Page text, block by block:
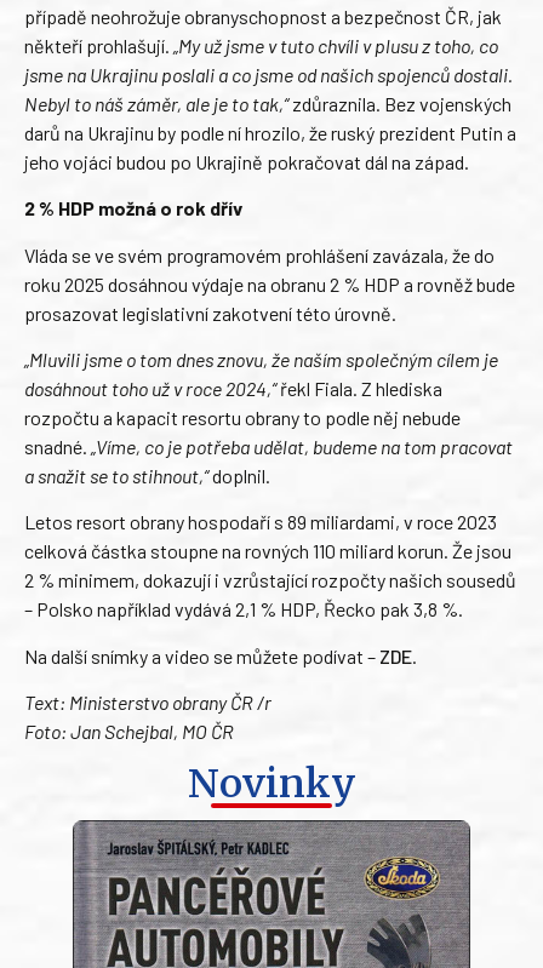
případě neohrožuje obranyschopnost a bezpečnost ČR, jak
někteří prohlašují. „My už jsme v tuto chvíli v plusu z toho, co
jsme na Ukrajinu poslali a co jsme od našich spojenců dostali.
Nebyl to náš záměr, ale je to tak,“zdůraznila. Bez vojenských
darů na Ukrajinu by podle ní hrozilo, že ruský prezident Putin a
jeho vojáci budou po Ukrajině pokračovat dál na západ.
2 % HDP možná o rok dřív
Vláda se ve svém programovém prohlášení zavázala, že do
roku 2025 dosáhnou výdaje na obranu 2 % HDP a rovněž bude
prosazovat legislativní zakotvení této úrovně.
„Mluvili jsme o tom dnes znovu, že naším společným cílem je
dosáhnout toho už v roce 2024,“řekl Fiala. Z hlediska
rozpočtu a kapacit resortu obrany to podle něj nebude
snadné. „Víme, co je potřeba udělat, budeme na tom pracovat
a snažit se to stihnout,“doplnil.
Letos resort obrany hospodaří s 89 miliardami, v roce 2023
celková částka stoupne na rovných 110 miliard korun. Že jsou
2 % minimem, dokazují i vzrůstající rozpočty našich sousedů
– Polsko například vydává 2,1 % HDP, Řecko pak 3,8 %.
Na další snímky a video se můžete podívat – ZDE.
Text: Ministerstvo obrany ČR /r
Foto: Jan Schejbal, MO ČR
Novinky